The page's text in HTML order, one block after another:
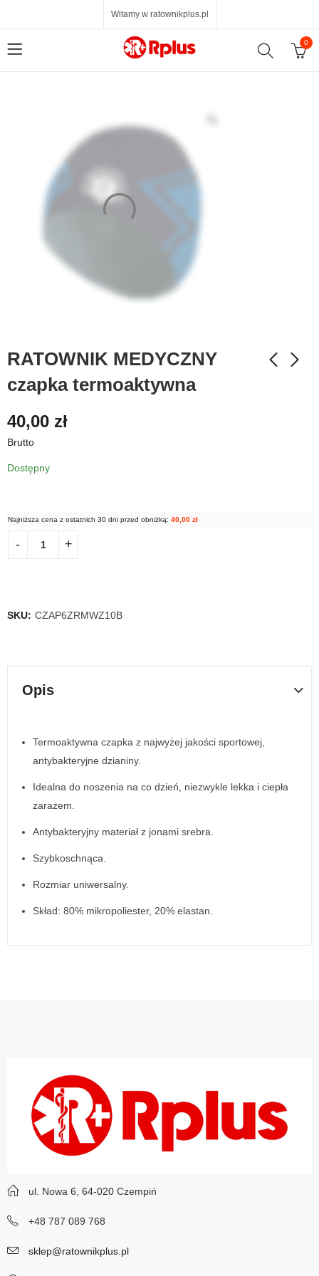
Witamy w ratownikplus.pl
0
RATOWNIK MEDYCZNY
czapka termoaktywna
40,00 zł
Brutto
Dostępny
Najniższa cena z ostatnich 30 dni przed obniżką: 40,00 zł
SKU: CZAP6ZRMWZ10B
Opis
Termoaktywna czapka z najwyżej jakości sportowej,
antybakteryjne dzianiny.
Idealna do noszenia na co dzień, niezwykle lekka i ciepła
zarazem.
Antybakteryjny materiał z jonami srebra.
Szybkoschnąca.
Rozmiar uniwersalny.
Skład: 80% mikropoliester, 20% elastan.
ul. Nowa 6, 64-020 Czempiń
+48 787 089 768
sklep@ratownikplus.pl